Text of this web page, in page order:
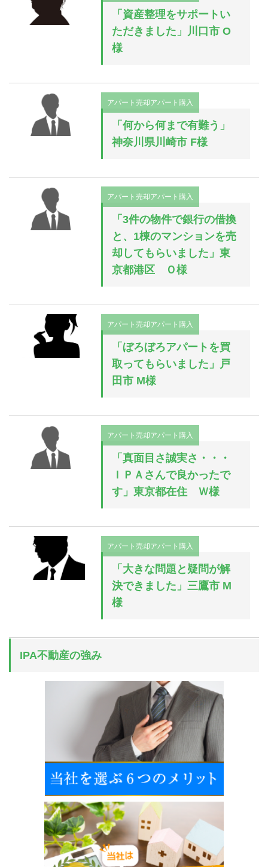
「資産整理をサポートい
ただきました」川口市 O
様
アパート売却アパート購入
「何から何まで有難う」
神奈川県川崎市 F様
アパート売却アパート購入
「3件の物件で銀行の借換
と、1棟のマンションを売
却してもらいました」東
京都港区 Ｏ様
アパート売却アパート購入
「ぼろぼろアパートを買
取ってもらいました」戸
田市 M様
アパート売却アパート購入
「真面目さ誠実さ・・・
ＩＰＡさんで良かったで
す」東京都在住 Ｗ様
アパート売却アパート購入
「大きな問題と疑問が解
決できました」三鷹市 M
様
IPA不動産の強み